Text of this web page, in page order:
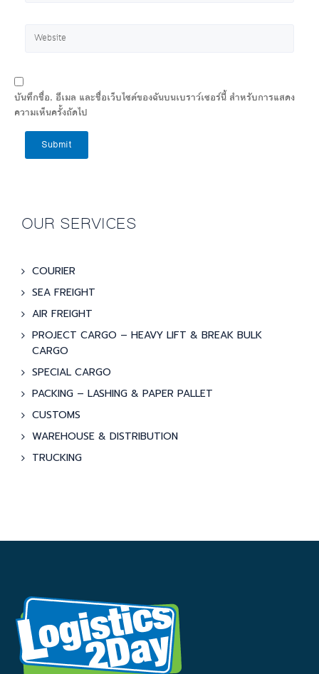
บันทึกชื่อ, อีเมล และชื่อเว็บไซต์ของฉันบนเบราว์เซอร์นี้ สำหรับการแสดง
ความเห็นครั้งถัดไป
Submit
OUR SERVICES
COURIER
SEA FREIGHT
AIR FREIGHT
PROJECT CARGO – HEAVY LIFT & BREAK BULK
CARGO
SPECIAL CARGO
PACKING – LASHING & PAPER PALLET
CUSTOMS
WAREHOUSE & DISTRIBUTION
TRUCKING